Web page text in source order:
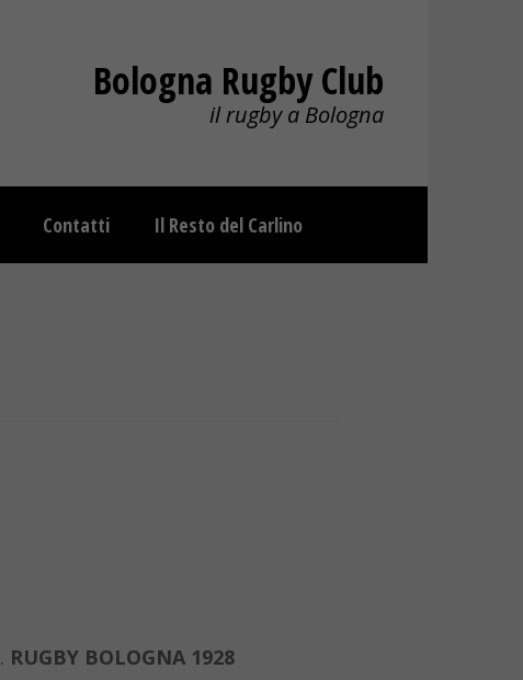
Bologna Rugby Club
il rugby a Bologna
Contatti Il Resto del Carlino
RUGBY BOLOGNA 1928